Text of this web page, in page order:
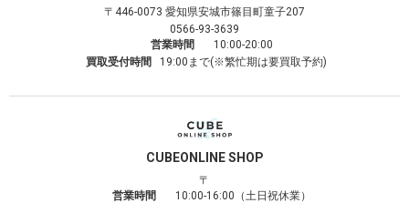
〒446-0073 愛知県安城市篠目町童子207
0566-93-3639
営業時間
10:00-20:00
買取受付時間
19:00まで(※繁忙期は要買取予約)
CUBEONLINE SHOP
〒
営業時間
10:00-16:00（土日祝休業）